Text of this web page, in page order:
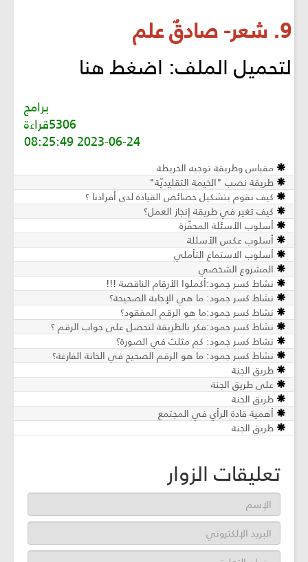
9. شعر- صادقٌ علم
لتحميل الملف: اضغط هنا
برامج
5306قراءة
2023-06-24 08:25:49
مقياس وطريقة توجيه الخريطة
طريقة نصب "الخيمة التقليديّة"
كيف نقوم بتشكيل خصائص القيادة لدى أفرادنا ؟
كيف تغير في طريقة إنجاز العمل؟
أسلوب الأسئلة المحفّزة
أسلوب عكس الأسئلة
أسلوب الاستماع التأملي
المشروع الشخصي
نشاط كسر جمود:أكملوا الأرقام الناقصة !!!
نشاط كسر جمود: ما هي الإجابة الصحيحة؟
نشاط كسر جمود:ما هو الرقم المفقود؟
نشاط كسر جمود:فكر بالطريقة لتحصل على جواب الرقم ؟
نشاط كسر جمود: كم مثلث في الصورة؟
نشاط كسر جمود: ما هو الرقم الصحيح في الخانة الفارغة؟
طريق الجنة
على طريق الجنة
طريق الجنة
أهمية قادة الرأي في المجتمع
طريق الجنة
تعليقات الزوار